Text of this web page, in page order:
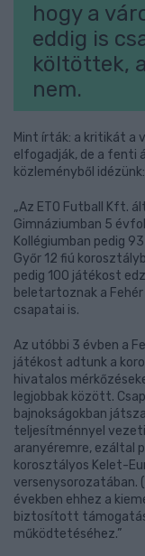
hogy a
eddig is
költöttek,
nem.
Mint írták: a kritikát a
elfogadják, de a fenti
közleményből idézünk:
„Az ETO Futball Kft.
Gimnáziumban 5
Kollégiumban pedig
Győr 12 fiú
pedig 100 játékost
beletartoznak a
csapatai is.
Az utóbbi 3 évben a
játékost adtunk a
hivatalos
legjobbak között.
bajnokságokban
teljesítménnyel vezeti
aranyéremre, ezáltal
korosztályos Kelet-
versenysorozatában.
években ehhez a
biztosított
működtetéséhez.”